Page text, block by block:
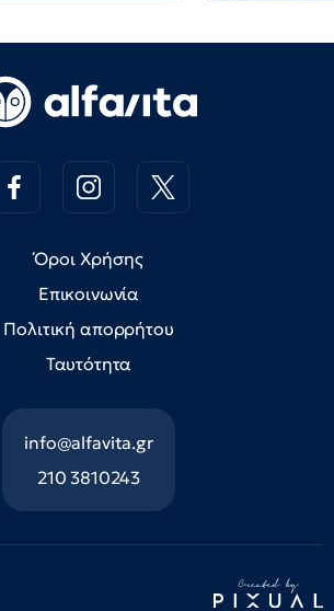
Όροι Χρήσης
Επικοινωνία
Πολιτική απορρήτου
Ταυτότητα
info@alfavita.gr
210 3810243